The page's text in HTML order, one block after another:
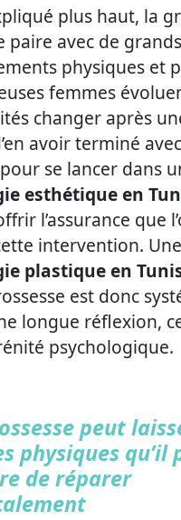
plus haut, la
paire avec de grands
physiques et
femmes
changer après
avoir terminé
se lancer dans
esthétique en
l’assurance que
intervention.
plastique en
est donc
longue réflexion,
psychologique.
peut
physiques qu’il
de réparer